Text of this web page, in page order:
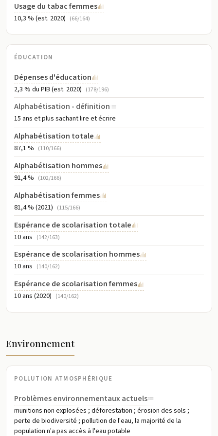
Usage du tabac femmes
10,3 % (est. 2020) (66/164)
ÉDUCATION
Dépenses d'éducation
2,3 % du PIB (est. 2020) (178/196)
Alphabétisation - définition
15 ans et plus sachant lire et écrire
Alphabétisation totale
87,1 % (110/166)
Alphabétisation hommes
91,4 % (102/166)
Alphabétisation femmes
81,4 % (2021) (115/166)
Espérance de scolarisation totale
10 ans (142/163)
Espérance de scolarisation hommes
10 ans (140/162)
Espérance de scolarisation femmes
10 ans (2020) (140/162)
Environnement
POLLUTION ATMOSPHÉRIQUE
Problèmes environnementaux actuels
munitions non explosées ; déforestation ; érosion des sols ;
perte de biodiversité ; pollution de l'eau, la majorité de la
population n'a pas accès à l'eau potable